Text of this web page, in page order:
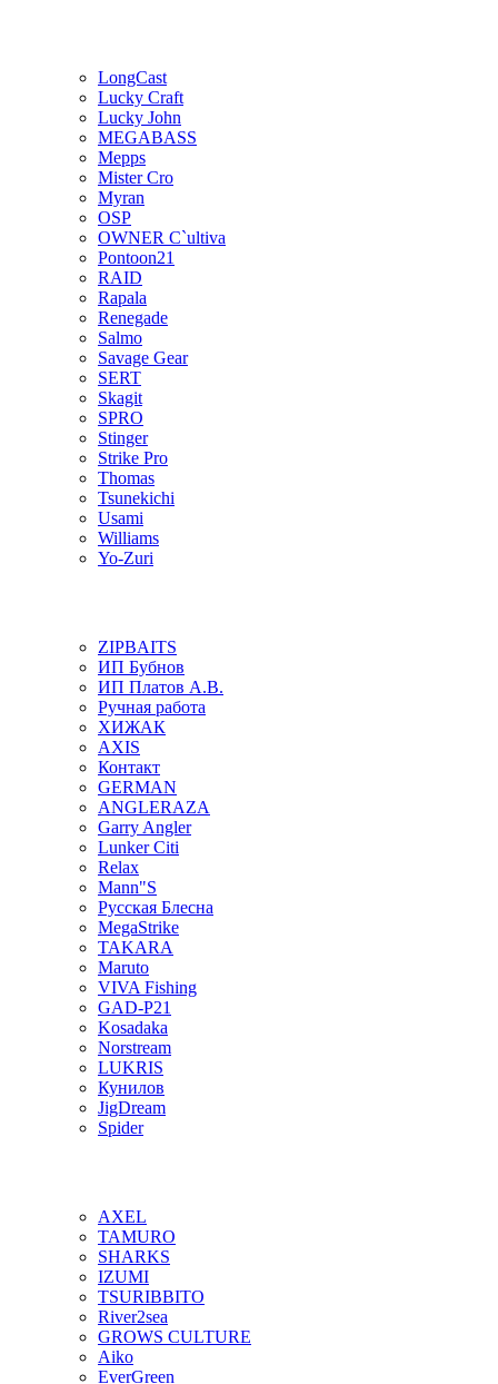
LongCast
Lucky Craft
Lucky John
MEGABASS
Mepps
Mister Cro
Myran
OSP
OWNER C`ultiva
Pontoon21
RAID
Rapala
Renegade
Salmo
Savage Gear
SERT
Skagit
SPRO
Stinger
Strike Pro
Thomas
Tsunekichi
Usami
Williams
Yo-Zuri
ZIPBAITS
ИП Бубнов
ИП Платов А.В.
Ручная работа
ХИЖАК
AXIS
Контакт
GERMAN
ANGLERAZA
Garry Angler
Lunker Citi
Relax
Mann"S
Русская Блесна
MegaStrike
TAKARA
Maruto
VIVA Fishing
GAD-P21
Kosadaka
Norstream
LUKRIS
Кунилов
JigDream
Spider
AXEL
TAMURO
SHARKS
IZUMI
TSURIBBITO
River2sea
GROWS CULTURE
Aiko
EverGreen